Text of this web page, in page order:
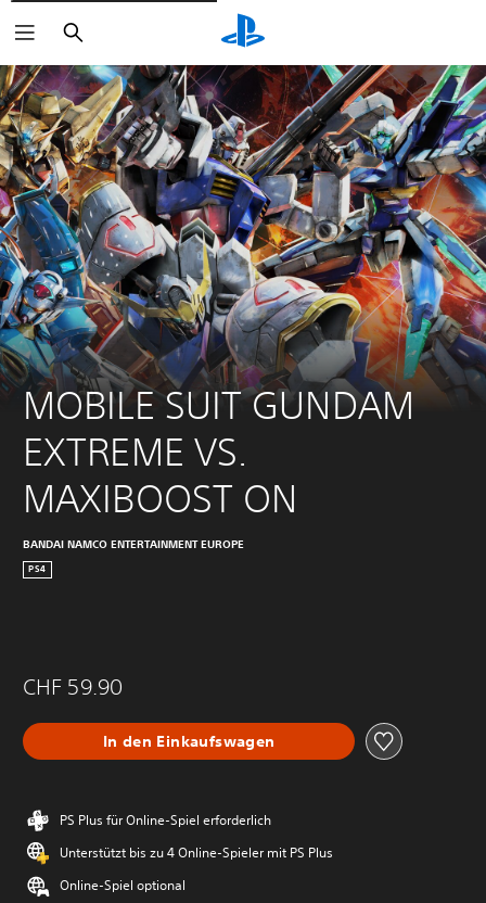
Suchen
MOBILE SUIT GUNDAM
EXTREME VS.
MAXIBOOST ON
BANDAI NAMCO ENTERTAINMENT EUROPE
PS4
CHF 59.90
In den Einkaufswagen
PS Plus für Online-Spiel erforderlich
Unterstützt bis zu 4 Online-Spieler mit PS Plus
Online-Spiel optional